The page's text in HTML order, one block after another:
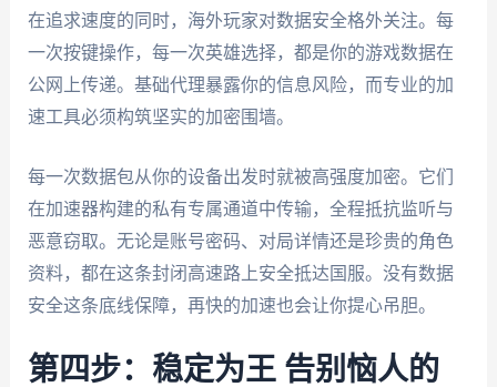
在追求速度的同时，海外玩家对数据安全格外关注。每
一次按键操作，每一次英雄选择，都是你的游戏数据在
公网上传递。基础代理暴露你的信息风险，而专业的加
速工具必须构筑坚实的加密围墙。
每一次数据包从你的设备出发时就被高强度加密。它们
在加速器构建的私有专属通道中传输，全程抵抗监听与
恶意窃取。无论是账号密码、对局详情还是珍贵的角色
资料，都在这条封闭高速路上安全抵达国服。没有数据
安全这条底线保障，再快的加速也会让你提心吊胆。
第四步：稳定为王 告别恼人的